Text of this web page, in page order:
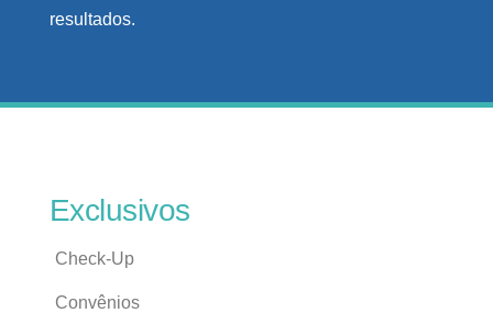
resultados.
Exclusivos
Check-Up
Convênios